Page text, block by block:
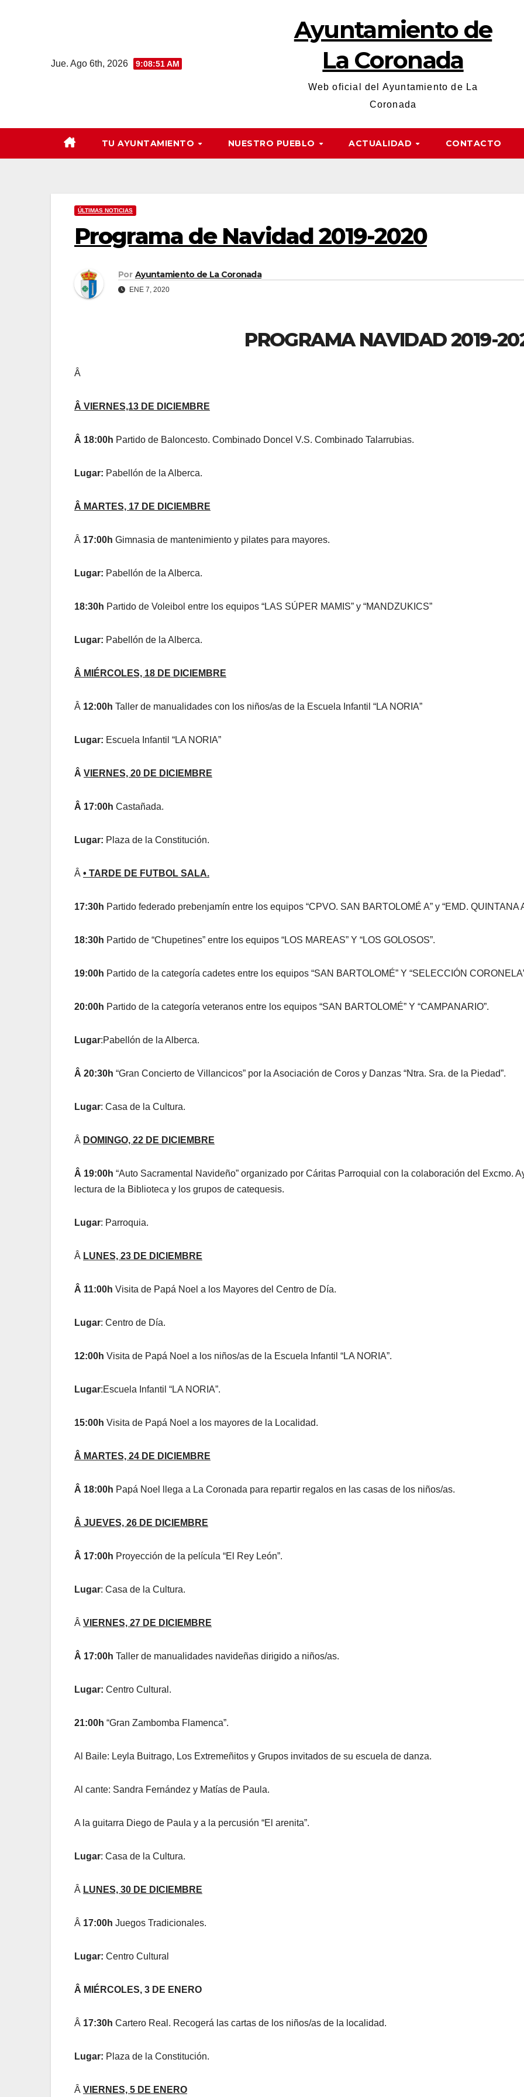
Jue. Ago 6th, 2026 9:08:52 AM
Ayuntamiento de
La Coronada
Web oficial del Ayuntamiento de La
Coronada
TU AYUNTAMIENTO NUESTRO PUEBLO ACTUALIDAD CONTACTO
ÚLTIMAS NOTICIAS
Programa de Navidad 2019-2020
Por Ayuntamiento de La Coronada
ENE 7, 2020
PROGRAMA NAVIDAD 2019-
Â
Â VIERNES,13 DE DICIEMBRE
Â 18:00h Partido de Baloncesto. Combinado Doncel V.S. Combinado Talarrubias.
Lugar: Pabellón de la Alberca.
Â MARTES, 17 DE DICIEMBRE
Â 17:00h Gimnasia de mantenimiento y pilates para mayores.
Lugar: Pabellón de la Alberca.
18:30h Partido de Voleibol entre los equipos “LAS SÚPER MAMIS” y “MANDZUKICS”
Lugar: Pabellón de la Alberca.
Â MIÉRCOLES, 18 DE DICIEMBRE
Â 12:00h Taller de manualidades con los niños/as de la Escuela Infantil “LA NORIA”
Lugar: Escuela Infantil “LA NORIA”
Â VIERNES, 20 DE DICIEMBRE
Â 17:00h Castañada.
Lugar: Plaza de la Constitución.
Â • TARDE DE FUTBOL SALA.
17:30h Partido federado prebenjamín entre los equipos “CPVO. SAN BARTOLOMÉ A” y “EMD. QUINTANA
18:30h Partido de “Chupetines” entre los equipos “LOS MAREAS” Y “LOS GOLOSOS”.
19:00h Partido de la categoría cadetes entre los equipos “SAN BARTOLOMÉ” Y “SELECCIÓN
20:00h Partido de la categoría veteranos entre los equipos “SAN BARTOLOMÉ” Y “CAMPANARIO”.
Lugar:Pabellón de la Alberca.
Â 20:30h “Gran Concierto de Villancicos” por la Asociación de Coros y Danzas “Ntra. Sra. de la Piedad”.
Lugar: Casa de la Cultura.
Â DOMINGO, 22 DE DICIEMBRE
Â 19:00h “Auto Sacramental Navideño” organizado por Cáritas Parroquial con la colaboración del Excmo.
lectura de la Biblioteca y los grupos de catequesis.
Lugar: Parroquia.
Â LUNES, 23 DE DICIEMBRE
Â 11:00h Visita de Papá Noel a los Mayores del Centro de Día.
Lugar: Centro de Día.
12:00h Visita de Papá Noel a los niños/as de la Escuela Infantil “LA NORIA”.
Lugar:Escuela Infantil “LA NORIA”.
15:00h Visita de Papá Noel a los mayores de la Localidad.
Â MARTES, 24 DE DICIEMBRE
Â 18:00h Papá Noel llega a La Coronada para repartir regalos en las casas de los niños/as.
Â JUEVES, 26 DE DICIEMBRE
Â 17:00h Proyección de la película “El Rey León”.
Lugar: Casa de la Cultura.
Â VIERNES, 27 DE DICIEMBRE
Â 17:00h Taller de manualidades navideñas dirigido a niños/as.
Lugar: Centro Cultural.
21:00h “Gran Zambomba Flamenca”.
Al Baile: Leyla Buitrago, Los Extremeñitos y Grupos invitados de su escuela de danza.
Al cante: Sandra Fernández y Matías de Paula.
A la guitarra Diego de Paula y a la percusión “El arenita”.
Lugar: Casa de la Cultura.
Â LUNES, 30 DE DICIEMBRE
Â 17:00h Juegos Tradicionales.
Lugar: Centro Cultural
Â MIÉRCOLES, 3 DE ENERO
Â 17:30h Cartero Real. Recogerá las cartas de los niños/as de la localidad.
Lugar: Plaza de la Constitución.
Â VIERNES, 5 DE ENERO